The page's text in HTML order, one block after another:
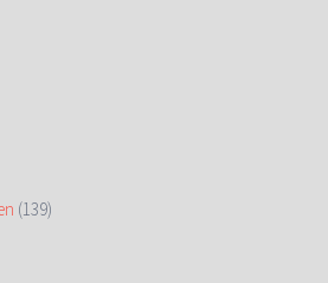
(139)